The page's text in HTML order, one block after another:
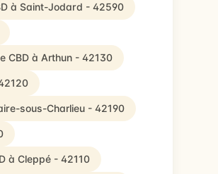
à Saint-Jodard - 42590
CBD à Arthun - 42130
sous-Charlieu - 42190
à Cleppé - 42110